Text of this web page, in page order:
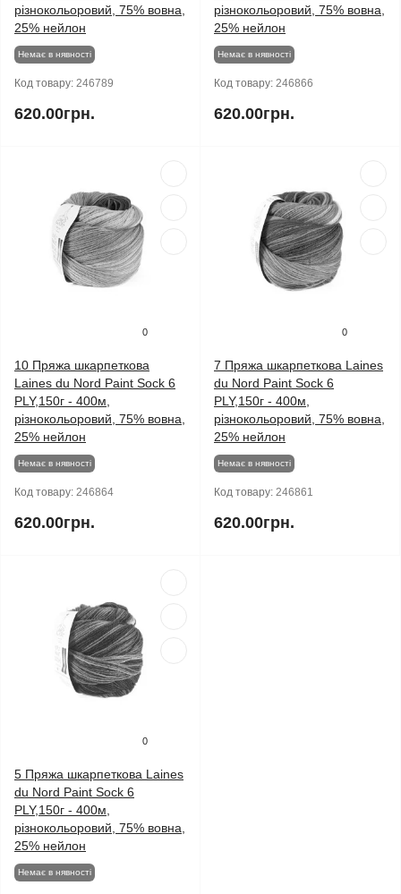
різнокольоровий, 75% вовна,
25% нейлон
Немає в нявності
Код товару: 246789
620.00грн.
різнокольоровий, 75% вовна,
25% нейлон
Немає в нявності
Код товару: 246866
620.00грн.
0
10 Пряжа шкарпеткова
Laines du Nord Paint Sock 6
PLY,150г - 400м,
різнокольоровий, 75% вовна,
25% нейлон
Немає в нявності
Код товару: 246864
620.00грн.
0
7 Пряжа шкарпеткова Laines
du Nord Paint Sock 6
PLY,150г - 400м,
різнокольоровий, 75% вовна,
25% нейлон
Немає в нявності
Код товару: 246861
620.00грн.
0
5 Пряжа шкарпеткова Laines
du Nord Paint Sock 6
PLY,150г - 400м,
різнокольоровий, 75% вовна,
25% нейлон
Немає в нявності